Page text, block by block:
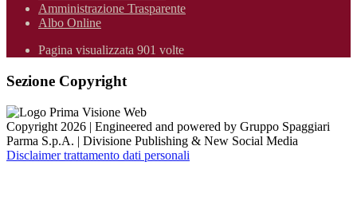
Amministrazione Trasparente
Albo Online
Pagina visualizzata 901 volte
Sezione Copyright
Copyright 2026 | Engineered and powered by Gruppo Spaggiari
Parma S.p.A. | Divisione Publishing & New Social Media
Disclaimer trattamento dati personali